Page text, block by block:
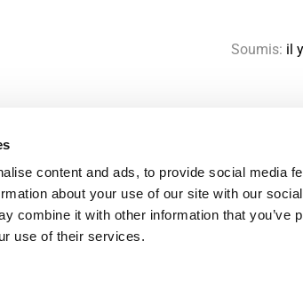
content and ads, to provide social media
about your use of our site with our
combine it with other information that you’ve
use of their services.
Soumis: il
Guide colocation Paris
Favoris
Termes d’utilisation